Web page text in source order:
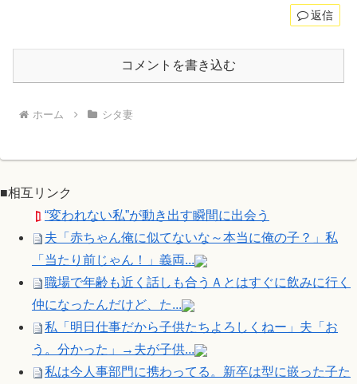
返信
コメントを書き込む
ホーム シタ妻
■相互リンク
“変われない私”が動き出す瞬間に出会う
夫「赤ちゃん俺に似てないな～本当に俺の子？」私
「当たり前じゃん！」義両...
職場で年齢も近く話しも合うＡとはすぐに飲みに行く
仲になったんだけど、た...
私「明日仕事だから子供たちよろしくねー」夫「お
う。分かった」→夫が子供...
私は今人事部門に携わってる。新卒は型に嵌った子た